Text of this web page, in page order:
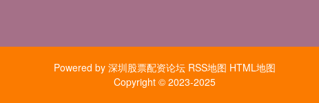
Powered by 深圳股票配资论坛 RSS地图 HTML地图
Copyright © 2023-2025